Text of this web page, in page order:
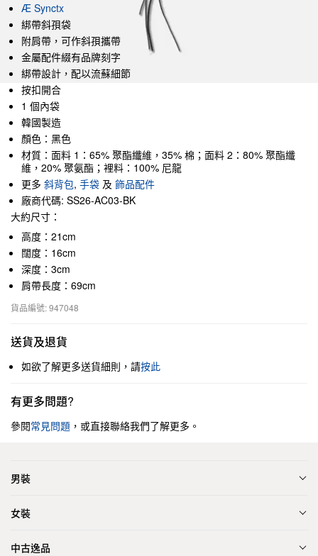
Æ Synctx
綁帶斜孭袋
附肩帶，可作斜孭攜帶
金屬配件綴有品牌刻字
綁帶設計，配以流蘇細節
按扣開合
1 個內袋
韓國製造
顏色：黑色
材質：面料 1：65% 聚酯纖維，35% 棉；面料 2：80% 聚酯纖
維，20% 聚氨酯；裡料：100% 尼龍
更多 斜背包, 手袋 及 飾品配件
廠商代碼: SS26-AC03-BK
大約尺寸：
高度：21cm
闊度：16cm
深度：3cm
肩帶長度：69cm
貨品編號: 947048
送貨及退貨
如欲了解更多送貨細則，請按此
有更多問題?
參閱常見問題 ，或直接聯絡我們了解更多。
男裝
女裝
中古逸品